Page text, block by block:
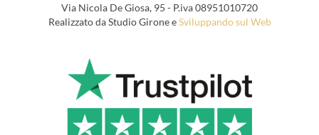
Via Nicola De Giosa, 95 - P.iva 08951010720
Realizzato da Studio Girone eSviluppando sul Web